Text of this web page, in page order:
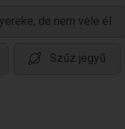
de nem vele él
Szűz jegyű